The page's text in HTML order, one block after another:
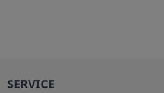
SERVICE